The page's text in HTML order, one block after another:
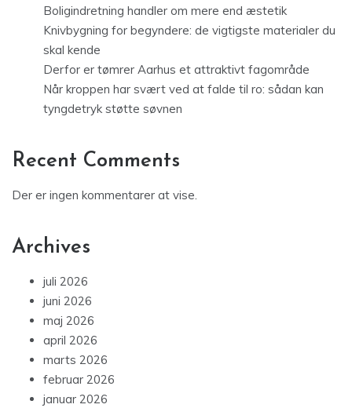
Boligindretning handler om mere end æstetik
Knivbygning for begyndere: de vigtigste materialer du
skal kende
Derfor er tømrer Aarhus et attraktivt fagområde
Når kroppen har svært ved at falde til ro: sådan kan
tyngdetryk støtte søvnen
Recent Comments
Der er ingen kommentarer at vise.
Archives
juli 2026
juni 2026
maj 2026
april 2026
marts 2026
februar 2026
januar 2026